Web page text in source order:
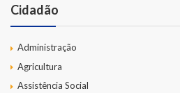
Cidadão
Administração
Agricultura
Assistência Social